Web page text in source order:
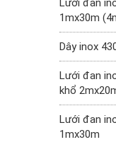
Lưới đan
1mx30m
Dây inox
Lưới đan
khổ
Lưới đan
1mx30m